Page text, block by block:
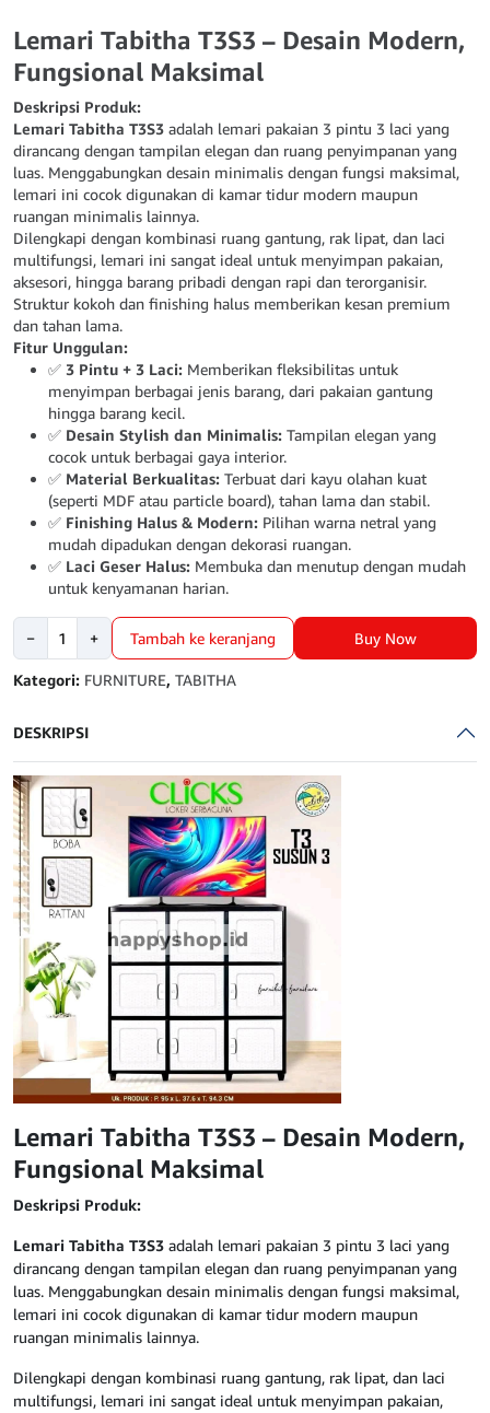
Lemari Tabitha T3S3 – Desain Modern,
Fungsional Maksimal
Deskripsi Produk:
Lemari Tabitha T3S3 adalah lemari pakaian 3 pintu 3 laci yang
dirancang dengan tampilan elegan dan ruang penyimpanan yang
luas. Menggabungkan desain minimalis dengan fungsi maksimal,
lemari ini cocok digunakan di kamar tidur modern maupun
ruangan minimalis lainnya.
Dilengkapi dengan kombinasi ruang gantung, rak lipat, dan laci
multifungsi, lemari ini sangat ideal untuk menyimpan pakaian,
aksesori, hingga barang pribadi dengan rapi dan terorganisir.
Struktur kokoh dan finishing halus memberikan kesan premium
dan tahan lama.
Fitur Unggulan:
✅ 3 Pintu + 3 Laci: Memberikan fleksibilitas untuk
menyimpan berbagai jenis barang, dari pakaian gantung
hingga barang kecil.
✅ Desain Stylish dan Minimalis: Tampilan elegan yang
cocok untuk berbagai gaya interior.
✅ Material Berkualitas: Terbuat dari kayu olahan kuat
(seperti MDF atau particle board), tahan lama dan stabil.
✅ Finishing Halus & Modern: Pilihan warna netral yang
mudah dipadukan dengan dekorasi ruangan.
✅ Laci Geser Halus: Membuka dan menutup dengan mudah
untuk kenyamanan harian.
−
Kuantitas
LOKER
3
SUSUN
3
T3S3
+ Tambah ke keranjang Buy Now
Kategori: FURNITURE, TABITHA
DESKRIPSI
Lemari Tabitha T3S3 – Desain Modern,
Fungsional Maksimal
Deskripsi Produk:
Lemari Tabitha T3S3 adalah lemari pakaian 3 pintu 3 laci yang
dirancang dengan tampilan elegan dan ruang penyimpanan yang
luas. Menggabungkan desain minimalis dengan fungsi maksimal,
lemari ini cocok digunakan di kamar tidur modern maupun
ruangan minimalis lainnya.
Dilengkapi dengan kombinasi ruang gantung, rak lipat, dan laci
multifungsi, lemari ini sangat ideal untuk menyimpan pakaian,